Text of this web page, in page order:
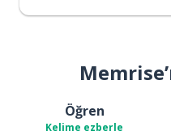
Öğren
Kelime ezberle